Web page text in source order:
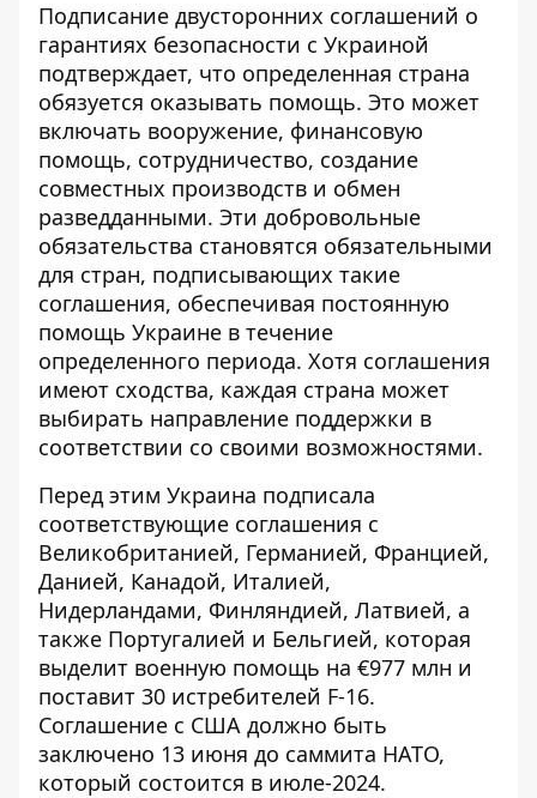
Подписание двусторонних соглашений о
гарантиях безопасности с Украиной
подтверждает, что определенная страна
обязуется оказывать помощь. Это может
включать вооружение, финансовую
помощь, сотрудничество, создание
совместных производств и обмен
разведданными. Эти добровольные
обязательства становятся обязательными
для стран, подписывающих такие
соглашения, обеспечивая постоянную
помощь Украине в течение
определенного периода. Хотя соглашения
имеют сходства, каждая страна может
выбирать направление поддержки в
соответствии со своими возможностями.
Перед этим Украина подписала
соответствующие соглашения с
Великобританией, Германией, Францией,
Данией, Канадой, Италией,
Нидерландами, Финляндией, Латвией, а
также Португалией и Бельгией, которая
выделит военную помощь на €977 млн ​​и
поставит 30 истребителей F-16.
Соглашение с США должно быть
заключено 13 июня до саммита НАТО,
который состоится в июле-2024.